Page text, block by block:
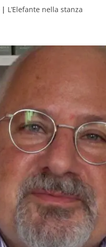
| L’Elefante nella stanza